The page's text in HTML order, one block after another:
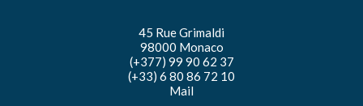
45 Rue Grimaldi
98000 Monaco
(+377) 99 90 62 37
(+33) 6 80 86 72 10
Mail